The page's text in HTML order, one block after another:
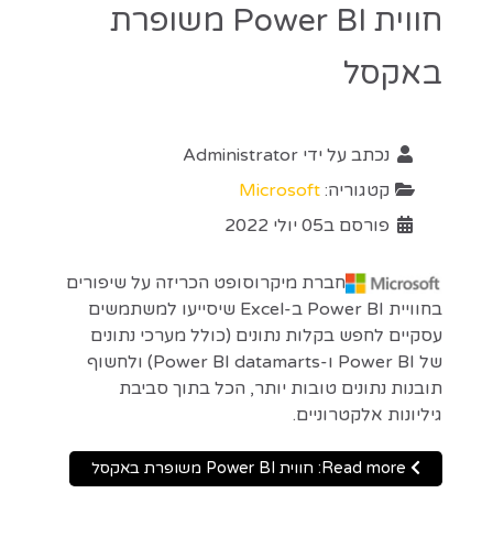
חווית Power BI משופרת
באקסל
נכתב על ידי Administrator
קטגוריה: Microsoft
פורסם ב05 יולי 2022
חברת מיקרוסופט הכריזה על שיפורים
בחוויית Power BI ב-Excel שיסייעו למשתמשים
עסקיים לחפש בקלות נתונים (כולל מערכי נתונים
של Power BI ו-Power BI datamarts) ולחשוף
תובנות נתונים טובות יותר, הכל בתוך סביבת
גיליונות אלקטרוניים.